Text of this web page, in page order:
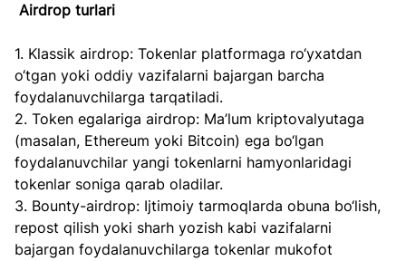
Airdrop turlari
1. Klassik airdrop: Tokenlar platformaga ro‘yxatdan
o‘tgan yoki oddiy vazifalarni bajargan barcha
foydalanuvchilarga tarqatiladi.
2. Token egalariga airdrop: Ma’lum kriptovalyutaga
(masalan, Ethereum yoki Bitcoin) ega bo‘lgan
foydalanuvchilar yangi tokenlarni hamyonlaridagi
tokenlar soniga qarab oladilar.
3. Bounty-airdrop: Ijtimoiy tarmoqlarda obuna bo‘lish,
repost qilish yoki sharh yozish kabi vazifalarni
bajargan foydalanuvchilarga tokenlar mukofot